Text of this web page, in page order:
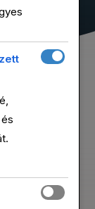
ROYAL
Trainer
féltől
és
Ön